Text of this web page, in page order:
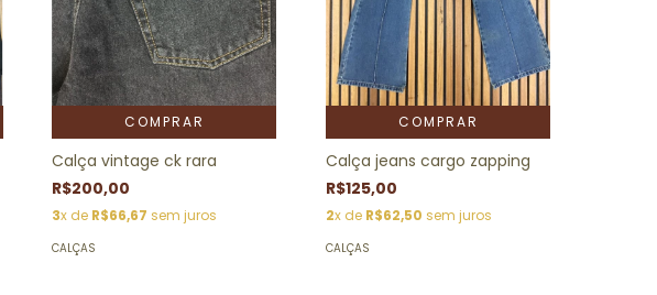
COMPRAR
Calça vintage ck rara
R$200,00
3x de R$66,67 sem juros
CALÇAS
COMPRAR
Calça jeans cargo zapping
R$125,00
2x de R$62,50 sem juros
CALÇAS